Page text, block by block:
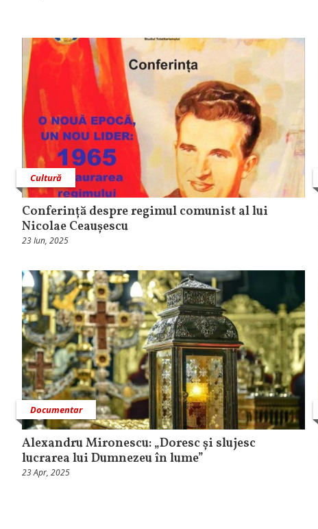
Cultură
Conferință despre regimul comunist al lui
Nicolae Ceaușescu
23 Iun, 2025
Documentar
Alexandru Mironescu: „Doresc și slujesc
lucrarea lui Dumnezeu în lume”
23 Apr, 2025